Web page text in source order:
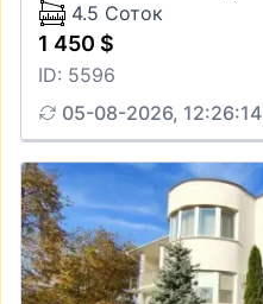
4.5 Соток
1 450 $
ID: 5596
05-08-2026, 12:26:14